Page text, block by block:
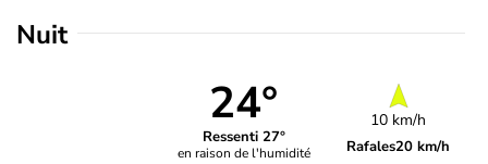
Nuit
24°
Ressenti 27°
en raison de l'humidité
10 km/h
Rafales20 km/h